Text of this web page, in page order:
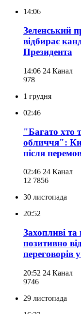
14:06
Зеленський
відбирає
Президента
14:06 24 Канал
978
1 грудня
02:46
"Багато хто
обличчя":
після
02:46 24 Канал
12 7856
30 листопада
20:52
Захопливі
позитивно
переговорів
20:52 24 Канал
9746
29 листопада